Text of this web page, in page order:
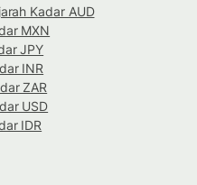
Kadar AUD
MXN
JPY
INR
ZAR
USD
IDR